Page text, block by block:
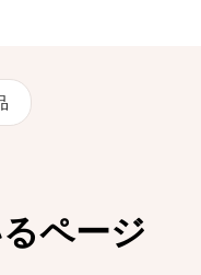
ページ